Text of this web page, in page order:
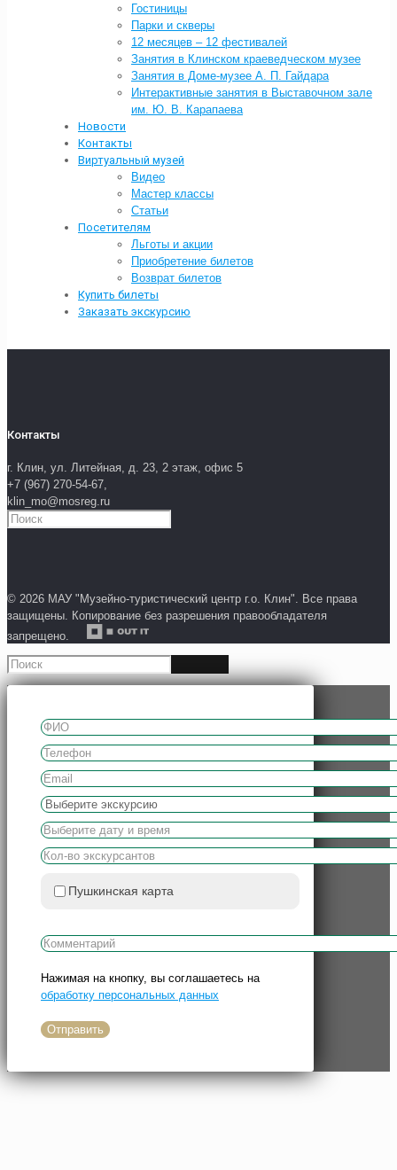
Гостиницы
Парки и скверы
12 месяцев – 12 фестивалей
Занятия в Клинском краеведческом музее
Занятия в Доме-музее А. П. Гайдара
Интерактивные занятия в Выставочном зале
им. Ю. В. Карапаева
Новости
Контакты
Виртуальный музей
Видео
Мастер классы
Статьи
Посетителям
Льготы и акции
Приобретение билетов
Возврат билетов
Купить билеты
Заказать экскурсию
Контакты
г. Клин, ул. Литейная, д. 23, 2 этаж, офис 5
+7 (967) 270-54-67,
klin_mo@mosreg.ru
© 2026 МАУ "Музейно-туристический центр г.о. Клин". Все права
защищены. Копирование без разрешения правообладателя
запрещено.
Пушкинская карта
Нажимая на кнопку, вы соглашаетесь на
обработку персональных данных